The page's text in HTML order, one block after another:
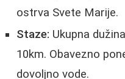
ostrva Svete Marije.
Staze: Ukupna
10km. Obavezno
dovoljno vode.